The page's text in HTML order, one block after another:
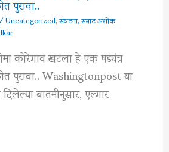
Uncategorized,संघटना,सम्राट अशोक,
कोरेगाव खटला हे एक षड्यंत्र
पुरावा.. Washingtonpost या
बातमीनुसार, एल्गार